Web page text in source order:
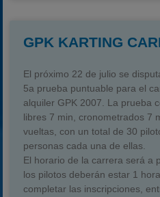
GPK KARTING
El próximo 22 de julio se
5a prueba puntuable para el
alquiler GPK 2007. La prueba
libres 7 min, cronometrados 7
vueltas, con un total de 30
personas cada una de ellas.
El horario de la carrera será a
los pilotos deberán estar 1
completar las inscripciones,